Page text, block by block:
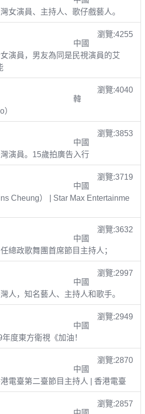
女演員、主持人、歌仔戲藝人。
瀏覽:4255
中國
演員，男友為同是民視演員的艾
瀏覽:4040
韓
瀏覽:3853
中國
演員。15歲拍廣告入行
瀏覽:3719
中國
Cheung） | Star Max Entertainme
瀏覽:3632
中國
總政歌舞團首席節目主持人；
瀏覽:2997
中國
人，知名藝人、主持人和歌手。
瀏覽:2949
中國
度東方衛視《加油！
瀏覽:2870
中國
電臺第二臺節目主持人 | 香港電臺
瀏覽:2857